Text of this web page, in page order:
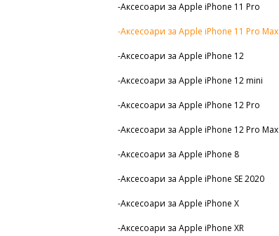
-Аксесоари за Apple iPhone 11 Pro
-Аксесоари за Apple iPhone 11 Pro Max
-Аксесоари за Apple iPhone 12
-Аксесоари за Apple iPhone 12 mini
-Аксесоари за Apple iPhone 12 Pro
-Аксесоари за Apple iPhone 12 Pro Max
-Аксесоари за Apple iPhone 8
-Аксесоари за Apple iPhone SE 2020
-Аксесоари за Apple iPhone X
-Аксесоари за Apple iPhone XR